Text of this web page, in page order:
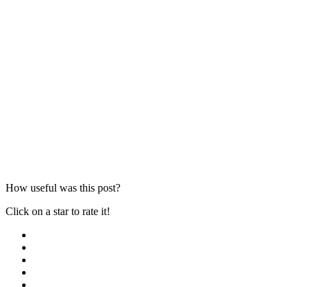
How useful was this post?
Click on a star to rate it!